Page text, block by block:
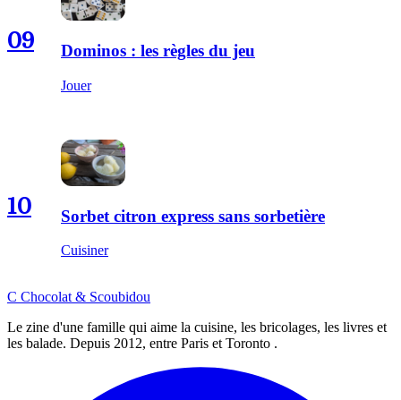
09 Dominos : les règles du jeu
Jouer
10 Sorbet citron express sans sorbetière
Cuisiner
C Chocolat & Scoubidou
Le zine d'une famille qui aime la cuisine, les bricolages, les livres et
les balade. Depuis 2012, entre Paris et Toronto .